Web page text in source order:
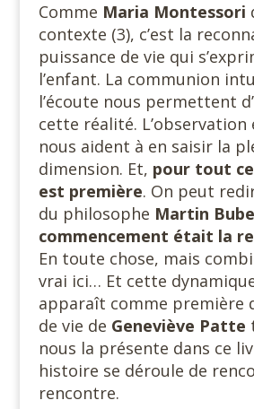
Comme Maria Montessori
contexte (3), c’est la
puissance de vie qui
l’enfant. La communion
l’écoute nous permettent
cette réalité.
nous aident à en saisir la
dimension. Et, pour tout
est première. On peut
du philosophe Martin
commencement était la
En toute chose, mais
vrai ici… Et cette
apparaît comme première
de vie de Geneviève Patte
nous la présente dans ce
histoire se déroule de
rencontre.